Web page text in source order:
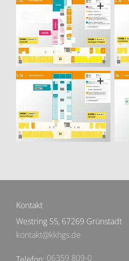
Kontakt
Westring 55, 67269 Grünstadt
kontakt@kkhgs.de
06359 809-0